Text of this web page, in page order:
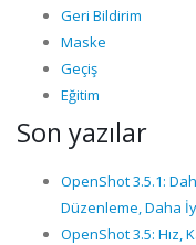
Geri Bildirim
Maske
Geçiş
Eğitim
Son yazılar
OpenShot 3.5.1:
Düzenleme, Daha
OpenShot 3.5: Hız,